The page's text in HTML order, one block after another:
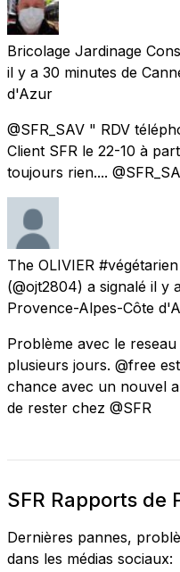
Bricolage Jardinage
il y a 30 minutes de
d'Azur
@SFR_SAV " RDV
Client SFR le 22-10 à
toujours rien....
The OLIVIER
(@ojt2804) a signalé il y
Provence-Alpes-Côte
Problème avec le
plusieurs jours. @free
chance avec un nouvel
de rester chez @SFR
SFR Rapports de
Dernières pannes,
dans les médias sociaux: